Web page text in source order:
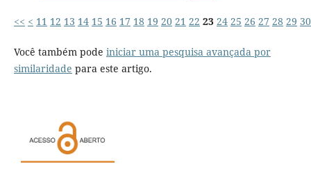
<< < 11 12 13 14 15 16 17 18 19 20 21 22 23 24 25 26 27 28 29 30
Você também pode iniciar uma pesquisa avançada por
similaridade para este artigo.